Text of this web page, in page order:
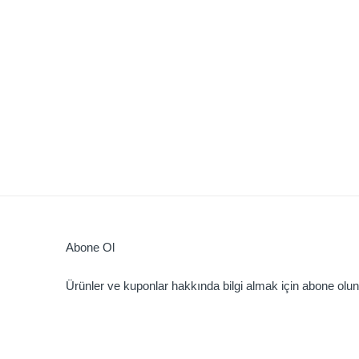
Abone Ol
Ürünler ve kuponlar hakkında bilgi almak için abone